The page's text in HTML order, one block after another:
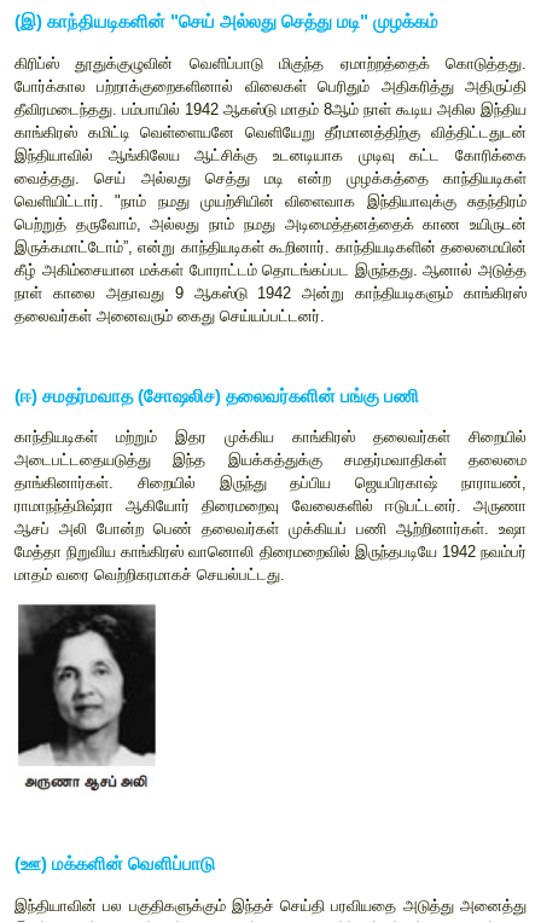
அதிகாரத்தை உடனடியாக மாற்றித்தர பிரிட்டன்
காங்கிரஸ் மற்றும் கிரிப்ஸ் தூதுக்குழு
இடையேயான
அடைந்தன. கிரிப்ஸ் தூதுக்குழு கீழ்க்கண்டவற்றை வழங்க
1.போருக்குப் பிறகு தன்னாட்சி (டொமினியன் தகுதி) வழங்குவது.
2.பாகிஸ்தான் உருவாக்க கோரிக்கையை ஏற்கும் விதமாக
பிரிட்டிஷாருடன் தனி ஒப்பந்தத்தைக்
கையெழுத்திடலாம்.
3. போரின் போது பாதுகாப்புத் துறை பிரிட்டிஷாரின் கட்டுப்பாட்டில்
காங்கிரஸ் ,முஸ்லீம் லீக் இரண்டுமே இந்தத் திட்ட அறிக்கையை
(இ) காந்தியடிகளின் "செய் அல்லது செத்து மடி
கிரிப்ஸ் தூதுக்குழுவின் வெளிப்பாடு மிகுந்த
போர்க்கால பற்றாக்குறைகளினால் விலைகள் பெரிதும்
தீவிரமடைந்தது. பம்பாயில்1942ஆகஸ்டு மாதம்
காங்கிரஸ் கமிட்டி வெள்ளையனே வெளியேறு தீர்மானத்திற்கு
இந்தியாவில் ஆங்கிலேய ஆட்சிக்கு உடனடியாக முடிவு
வைத்தது. செய் அல்லது செத்து மடி என்ற முழக்கத்தை
வெளியிட்டார்.
பெற்றுத் தருவோம்
இருக்கமாட்டோம்”,
கீழ் அகிம்சையான மக்கள் போராட்டம் தொடங்கப்பட இருந்தது.